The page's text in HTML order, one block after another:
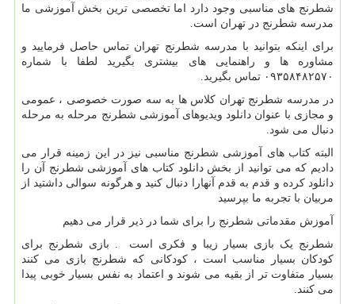
شطرنج های مناسبی وجود دارد اما تخصصی ترین بخش آموزشی ما
مدرسه شطرنج در تهران است.
برای اینکه بتوانید با مدرسه شطرنج تهران تماس حاصل فرمایید و
مشاوره ها و راهنمایی های بیشتری بگیرید لطفا با شماره
۰۹۳۵۸۴۸۲۵۷۰ تماس بگیرید.
در مدرسه شطرنج تهران کلاس ها به سه صورت خصوصی ، عمومی
و مجازی با عنوان دانلود ویدیوهای آموزشی شطرنج مرحله به مرحله
دنبال می شود.
البته کتاب های آموزشی شطرنج مناسبی نیز در این زمینه قرار می
دادیم که می توانید از بخش دانلود کتاب های آموزشی شطرنج آن را
دانلود کرده و قدم به قدم آنهارا دنبال کنید و هرگونه سوالی داشتید از
مربیان با تجربه ما بپرسید
آموزش مقدماتی شطرنج را برای شما در ذیر قرار می دهیم
شطرنج یک بازی بسیار زیبا و فکری است . بازی شطرنج برای
کودکان بسیار مناسب است ، کودکانی که شطرنج بازی می کنند
بسیار متفاوت تر از بقیه می شوند و اعتماد به نفس بسیار خوبی پیدا
می کنند.